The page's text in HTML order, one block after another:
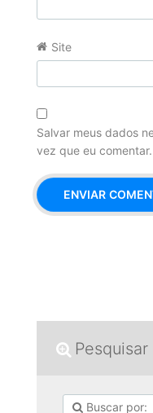
Site
Salvar meus dados
vez que eu comentar.
Pesquisar